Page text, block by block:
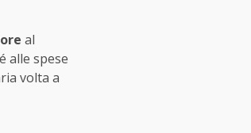
al
alle spese
volta a